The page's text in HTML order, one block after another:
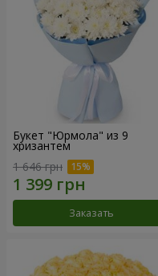
Букет "Юрмола" из 9
хризантем
1 646 грн
Заказать